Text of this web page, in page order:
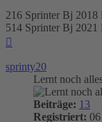
216 Sprinter Bj 2018
514 Sprinter Bj
sprinty20
Lernt noch
Beiträge: 13
Registriert: